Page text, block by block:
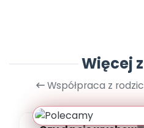
Więcej
Współpraca z